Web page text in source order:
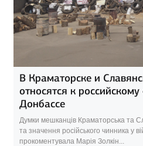
В Краматорске и
относятся к
Донбассе
Думки мешканців Краматорська та
та значення російського чинника у
прокоментувала Марія Золкін...